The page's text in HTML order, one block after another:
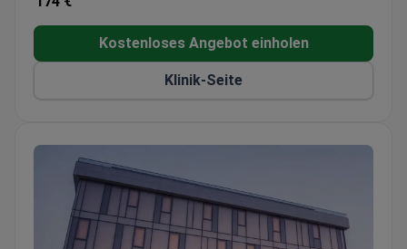
Kostenloses Angebot einholen
Klinik-Seite